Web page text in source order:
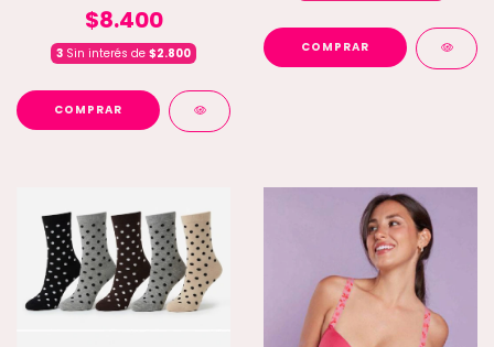
$8.400
3 Sin interés de $2.800
COMPRAR
COMPRAR